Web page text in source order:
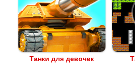
Танки для девочек